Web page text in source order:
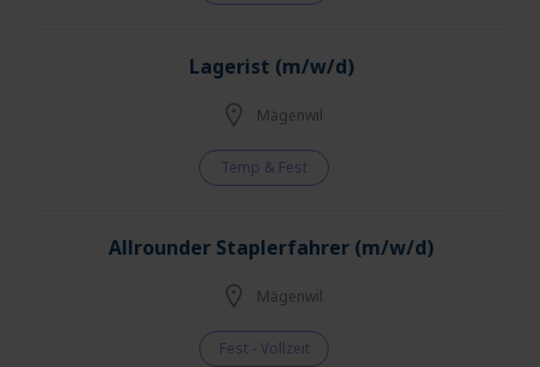
Lagerist (m/w/d)
Mägenwil
Temp & Fest
Allrounder Staplerfahrer (m/w/d)
Mägenwil
Fest - Vollzeit